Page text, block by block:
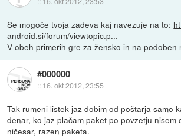
Se mogoče tvoja zadeva kaj navezuje na to:
android.si/forum/viewtopic.p...
V obeh primerih gre za žensko in na podoben
#000000
:: 16. okt 2012, 23:55
Tak rumeni listek jaz dobim od poštarja samo
denar, ko jaz plačam paket po povzetju nisem
ničesar, razen paketa.